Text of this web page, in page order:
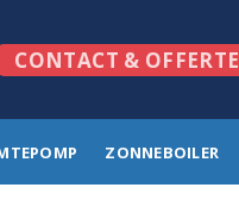
CONTACT & OFFERTE
ZONNEBOILER